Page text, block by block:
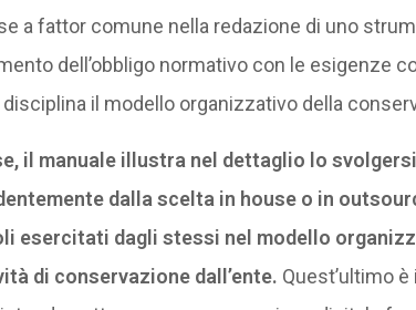
a fattor comune nella redazione di uno
dell’obbligo normativo con le esigenze
il modello organizzativo della
il manuale illustra nel dettaglio lo
dalla scelta in house o in
esercitati dagli stessi nel modello
di conservazione dall’ente. Quest’ultimo